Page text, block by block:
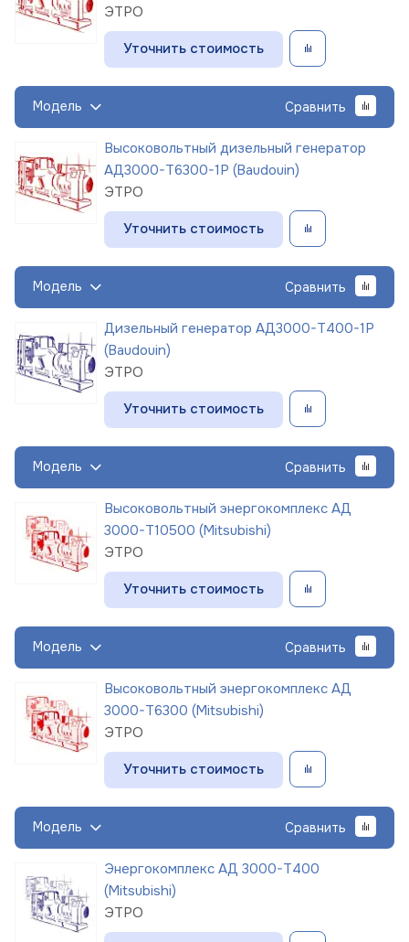
ЭТРО
Уточнить стоимость
Модель Сравнить
Высоковольтный дизельный генератор
АД3000-Т6300-1Р (Baudouin)
ЭТРО
Уточнить стоимость
Модель Сравнить
Дизельный генератор АД3000-Т400-1Р
(Baudouin)
ЭТРО
Уточнить стоимость
Модель Сравнить
Высоковольтный энергокомплекс АД
3000-Т10500 (Mitsubishi)
ЭТРО
Уточнить стоимость
Модель Сравнить
Высоковольтный энергокомплекс АД
3000-Т6300 (Mitsubishi)
ЭТРО
Уточнить стоимость
Модель Сравнить
Энергокомплекс АД 3000-Т400
(Mitsubishi)
ЭТРО